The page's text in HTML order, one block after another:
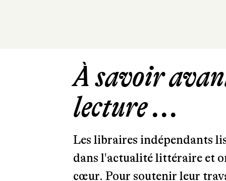
À savoir
lecture ...
Les libraires indépendants
dans l'actualité littéraire et
cœur. Pour soutenir leur